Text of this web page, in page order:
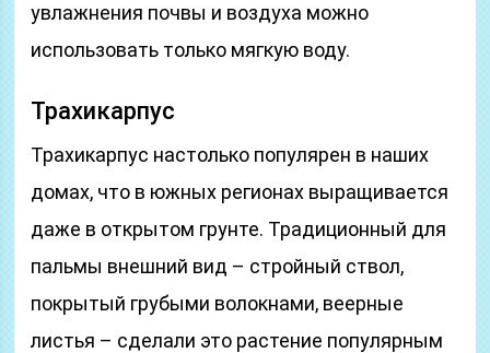
увлажнения почвы и воздуха можно
использовать только мягкую воду.
Трахикарпус
Трахикарпус настолько популярен в наших
домах, что в южных регионах выращивается
даже в открытом грунте. Традиционный для
пальмы внешний вид – стройный ствол,
покрытый грубыми волокнами, веерные
листья – сделали это растение популярным